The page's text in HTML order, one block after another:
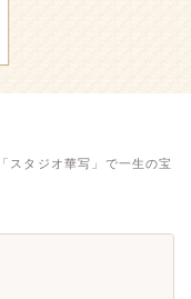
スタジオ華写」で一生の宝